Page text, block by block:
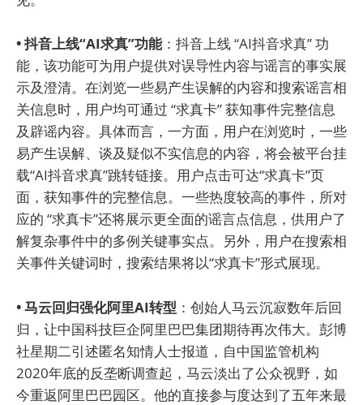
• 抖音上线“AI求真”功能：抖音上线 “AI抖音求真” 功
能，该功能可为用户提供对误导性内容与谣言的事实展
示及澄清。在浏览一些易产生误解的内容和搜索谣言相
关信息时，用户均可通过 “求真卡” 获知事件完整信息
及辟谣内容。具体而言，一方面，用户在浏览时，一些
易产生误解、谈及疑似不实信息的内容，将会被平台挂
载“AI抖音求真”跳转链接。用户点击可达“求真卡”页
面，获知事件的完整信息。一些热度较高的事件，所对
应的 “求真卡”还将展示更全面的谣言点信息，供用户了
解复杂事件中的多例关键事实点。另外，用户在搜索相
关事件关键词时，搜索结果将以“求真卡”形式展现。
• 马云回归强化阿里AI转型 ：创始人马云沉寂数年后回
归，让中国科技巨企阿里巴巴集团期待再次伟大。彭博
社星期二引述匿名知情人士报道，自中国监管机构
2020年底的反垄断调查起，马云淡出了公众视野，如
今重返阿里巴巴园区。他的直接参与度达到了五年来最